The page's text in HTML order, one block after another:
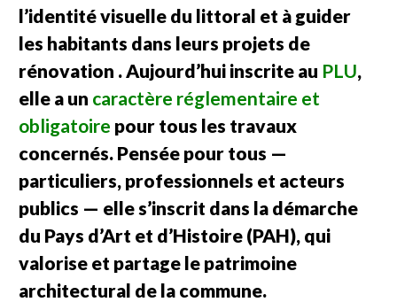
l’identité visuelle du littoral et à guider
les habitants dans leurs projets de
rénovation . Aujourd’hui inscrite au PLU,
elle a un caractère réglementaire et
obligatoire pour tous les travaux
concernés. Pensée pour tous —
particuliers, professionnels et acteurs
publics — elle s’inscrit dans la démarche
du Pays d’Art et d’Histoire (PAH), qui
valorise et partage le patrimoine
architectural de la commune.